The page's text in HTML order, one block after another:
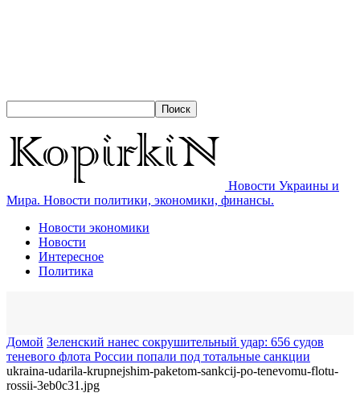
Новости Украины и
Мира. Новости политики, экономики, финансы.
Новости экономики
Новости
Интересное
Политика
Домой Зеленский нанес сокрушительный удар: 656 судов
теневого флота России попали под тотальные санкции
ukraina-udarila-krupnejshim-paketom-sankcij-po-tenevomu-flotu-
rossii-3eb0c31.jpg